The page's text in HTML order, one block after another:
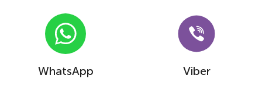
WhatsApp Viber